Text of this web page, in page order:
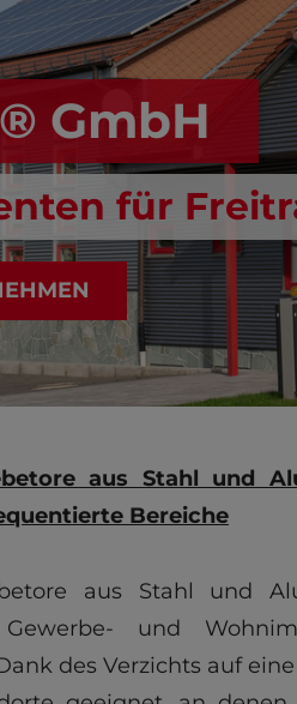
GmbH
für
aus Stahl und
Bereiche
aus Stahl und
und
des Verzichts auf